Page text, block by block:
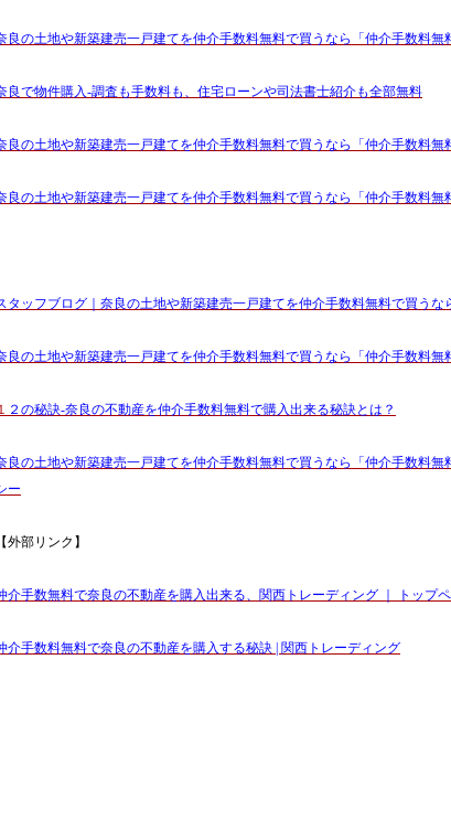
良の土地や新築建売一戸建てを仲介手数料無料で買うなら「仲介手数料
良で物件購入-調査も手数料も、住宅ローンや司法書士紹介も全部無料
良の土地や新築建売一戸建てを仲介手数料無料で買うなら「仲介手数料
良の土地や新築建売一戸建てを仲介手数料無料で買うなら「仲介手数料
タッフブログ｜奈良の土地や新築建売一戸建てを仲介手数料無料で買うな
良の土地や新築建売一戸建てを仲介手数料無料で買うなら「仲介手数料
２の秘訣-奈良の不動産を仲介手数料無料で購入出来る秘訣とは？
良の土地や新築建売一戸建てを仲介手数料無料で買うなら「仲介手数料
ー
【外部リンク】
介手数無料で奈良の不動産を購入出来る、関西トレーディング ｜ トップ
介手数料無料で奈良の不動産を購入する秘訣 | 関西トレーディング